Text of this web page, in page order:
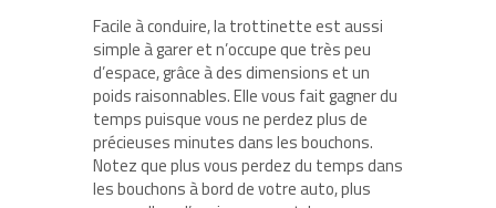
Facile à conduire, la trottinette est aussi
simple à garer et n’occupe que très peu
d’espace, grâce à des dimensions et un
poids raisonnables. Elle vous fait gagner du
temps puisque vous ne perdez plus de
précieuses minutes dans les bouchons.
Notez que plus vous perdez du temps dans
les bouchons à bord de votre auto, plus